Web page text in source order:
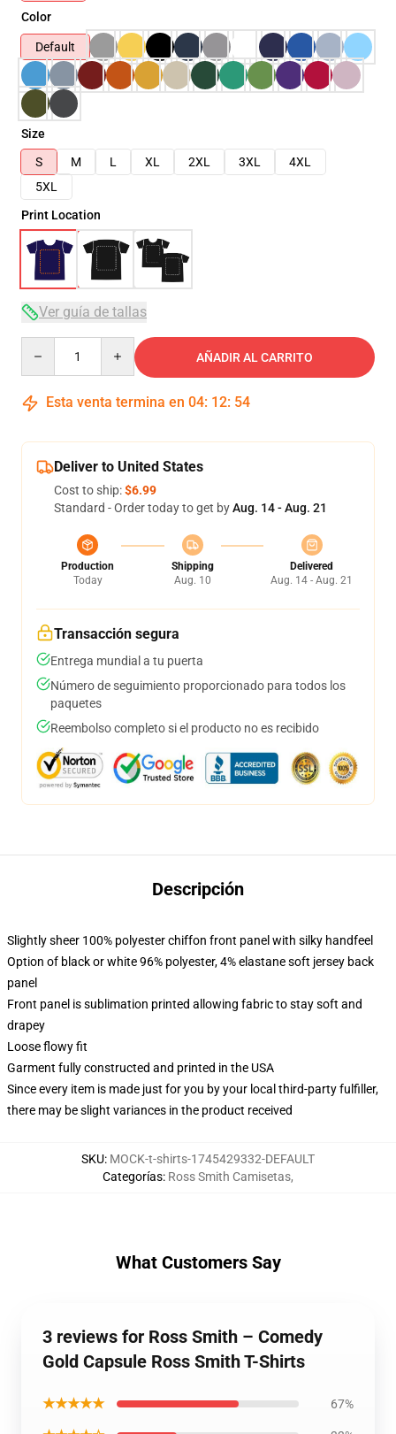
Color
Default
Size
S
M L XL 2XL 3XL
4XL
5XL
Print Location
Ver guía de tallas
AÑADIR AL CARRITO
Esta venta termina en 04: 12: 54
Deliver to United States
Cost to ship:$6.99
Standard - Order today to get byAug. 14 - Aug. 21
Production
Today
Shipping
Aug. 10
Delivered
Aug. 14 - Aug. 21
Transacción segura
Entrega mundial a tu puerta
Número de seguimiento proporcionado para todos los
paquetes
Reembolso completo si el producto no es recibido
Descripción
Slightly sheer 100% polyester chiffon front panel with silky handfeel
Option of black or white 96% polyester, 4% elastane soft jersey back
panel
Front panel is sublimation printed allowing fabric to stay soft and
drapey
Loose flowy fit
Garment fully constructed and printed in the USA
Since every item is made just for you by your local third-party fulfiller,
there may be slight variances in the product received
SKU: MOCK-t-shirts-1745429332-DEFAULT
Categorías: Ross Smith Camisetas,
What Customers Say
3 reviews for Ross Smith – Comedy
Gold Capsule Ross Smith T-Shirts
★★★★★ 67%